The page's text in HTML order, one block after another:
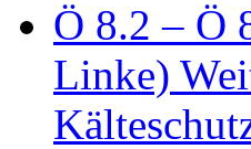
Ö 8.2 – Ö
Linke)